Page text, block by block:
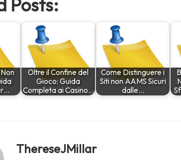
Posts:
Oltre il Confine del
Gioco: Guida
Completa ai Casino…
Come Distinguere i
Siti non AAMS Sicuri
dalle…
ThereseJMillar